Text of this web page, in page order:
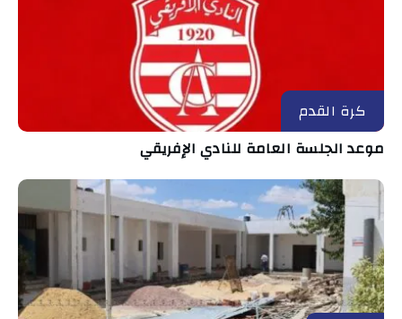
كرة القدم
موعد الجلسة العامة للنادي الإفريقي